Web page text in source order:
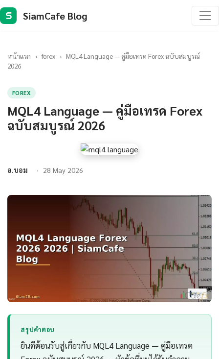
S SiamCafe Blog
หน้าแรก › forex › MQL4 Language — คู่มือเทรด Forex ฉบับสมบูรณ์
2026
FOREX
MQL4 Language — คู่มือเทรด Forex
ฉบับสมบูรณ์ 2026
อ.บอม 28 May 2026
สรุปคำตอบ
ยินดีต้อนรับสู่เกี่ยวกับ MQL4 Language — คู่มือเทรด